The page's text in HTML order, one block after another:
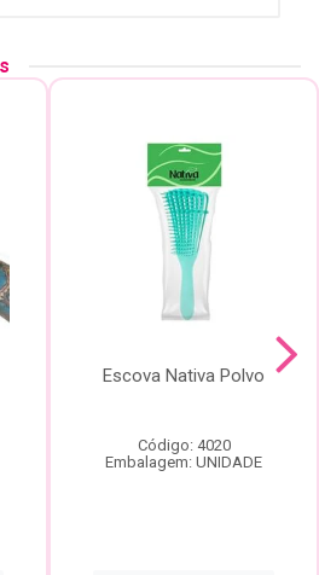
Escova Nativa Polvo
Código: 4020
Embalagem: UNIDADE